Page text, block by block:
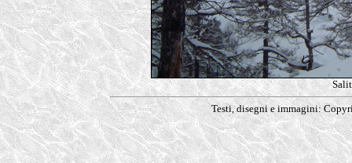
Testi, disegni e immagini: